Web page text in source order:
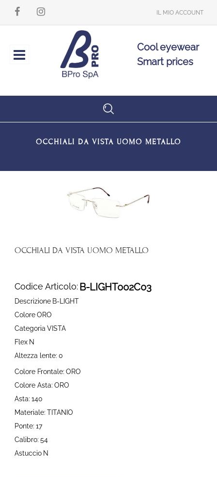
IL MIO ACCOUNT
Cool eyewear
Smart prices
OCCHIALI DA VISTA UOMO METALLO
OCCHIALI DA VISTA UOMO METALLO
Codice Articolo: B-LIGHT002C03
Descrizione B-LIGHT
ColoreORO
Categoria VISTA
Flex N
Altezza lente: 0
Colore Frontale: ORO
Colore Asta: ORO
Asta: 140
Materiale: TITANIO
Ponte: 17
Calibro: 54
Astuccio N